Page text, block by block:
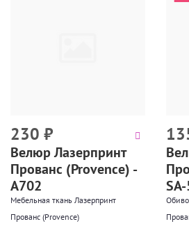
230 ₽
Велюр Лазерпринт
Прованс (Provence) -
А702
Мебельная ткань Лазерпринт
Прованс (Provence)